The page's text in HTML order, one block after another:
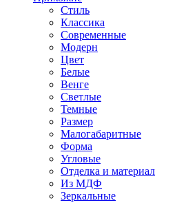
Стиль
Классика
Современные
Модерн
Цвет
Белые
Венге
Светлые
Темные
Размер
Малогабаритные
Форма
Угловые
Отделка и материал
Из МДФ
Зеркальные